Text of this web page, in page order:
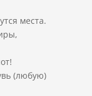
места.
(любую)